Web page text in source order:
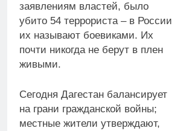
заявлениям властей, было
убито 54 террориста – в России
их называют боевиками. Их
почти никогда не берут в плен
живыми.
Сегодня Дагестан балансирует
на грани гражданской войны;
местные жители утверждают,